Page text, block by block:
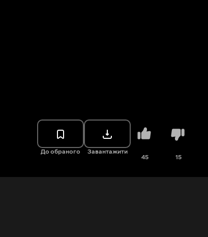
До обраного Завантажити
45 15